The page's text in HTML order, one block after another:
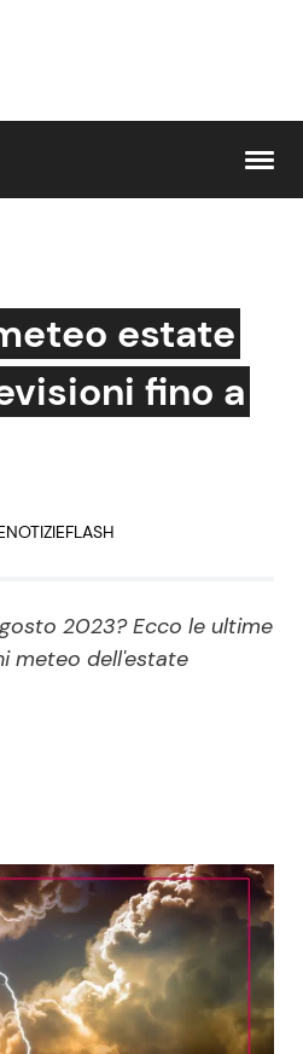
Gossip e TV
Bellezze VIP
Programmi TV
News dal mondo
estate
fino a
2023? Ecco le ultime
meteo dell'estate